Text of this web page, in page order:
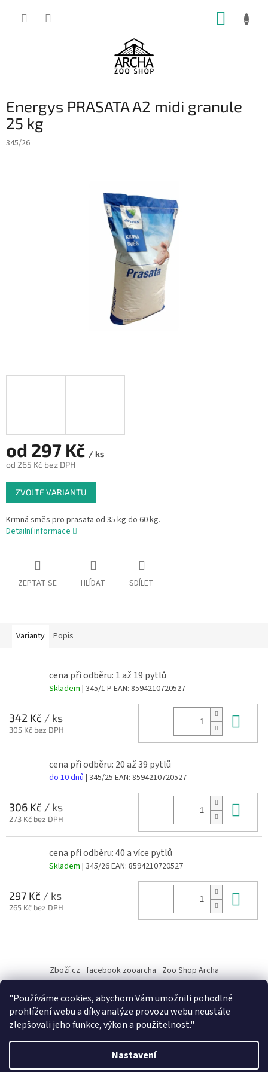
"Používáme cookies, abychom Vám umožnili pohodlné
prohlížení webu a díky analýze provozu webu neustále
zlepšovali jeho funkce, výkon a použitelnost."
Nastavení
Energys PRASATA A2 midi granule
25 kg
345/26
od 297 Kč / ks
od 265 Kč bez DPH
Měrná
cena:
ZVOLTE VARIANTU
Krmná směs pro prasata od 35 kg do 60 kg.
Detailní informace
ZEPTAT SE HLÍDAT SDÍLET
Varianty Popis
cena při odběru: 1 až 19 pytlů
Skladem | 345/1 P EAN: 8594210720527
342 Kč / ks
305 Kč bez DPH
cena při odběru: 20 až 39 pytlů
do 10 dnů | 345/25 EAN: 8594210720527
306 Kč / ks
273 Kč bez DPH
cena při odběru: 40 a více pytlů
Skladem | 345/26EAN: 8594210720527
297 Kč / ks
265 Kč bez DPH
p
Zboží.cz facebook zooarcha Zoo Shop Archa
KRMIVA ENERGYS pro koně - GRANULE